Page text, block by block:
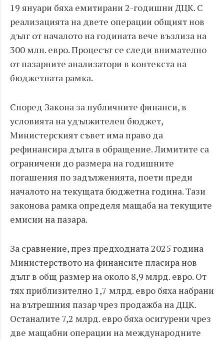
19 януари бяха емитирани 2-годишни ДЦК. С
реализацията на двете операции общият нов
дълг от началото на годината вече възлиза на
300 млн. евро. Процесът се следи внимателно
от пазарните анализатори в контекста на
бюджетната рамка.
Според Закона за публичните финанси, в
условията на удължителен бюджет,
Министерският съвет има право да
рефинансира дълга в обращение. Лимитите са
ограничени до размера на годишните
погашения по задълженията, поети преди
началото на текущата бюджетна година. Тази
законова рамка определя мащаба на текущите
емисии на пазара.
За сравнение, през предходната 2025 година
Министерството на финансите пласира нов
дълг в общ размер на около 8,9 млрд. евро. От
тях приблизително 1,7 млрд. евро бяха набрани
на вътрешния пазар чрез продажба на ДЦК.
Останалите 7,2 млрд. евро бяха осигурени чрез
две мащабни операции на международните